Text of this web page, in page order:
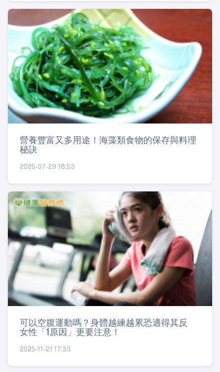
營養豐富又多用途！海藻類食物的保存與料理
秘訣
2025-07-29 18:53
可以空腹運動嗎？身體越練越累恐適得其反
女性「1原因」更要注意！
2025-11-21 17:33